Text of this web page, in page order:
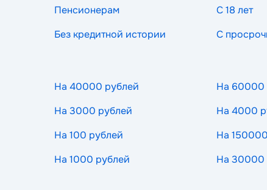
Пенсионерам
С 18 лет
Без кредитной истории С
На 40000 рублей
На 60000
На 3000 рублей
На 4000
На 100 рублей
На
На 1000 рублей На 30000